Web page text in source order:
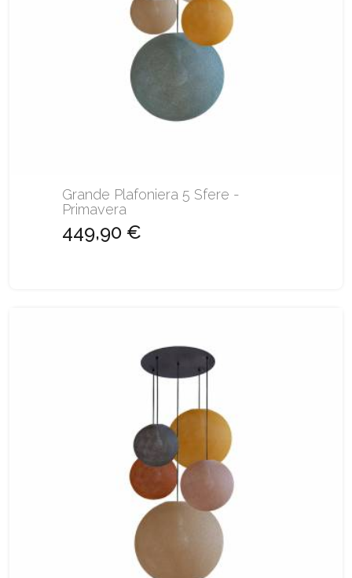
Grande Plafoniera 5 Sfere -
Primavera
449,90 €